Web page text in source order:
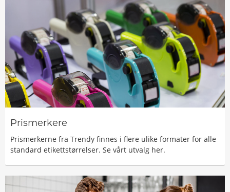
Prismerkere
Prismerkerne fra Trendy finnes i flere ulike formater for alle
standard etikettstørrelser. Se vårt utvalg her.